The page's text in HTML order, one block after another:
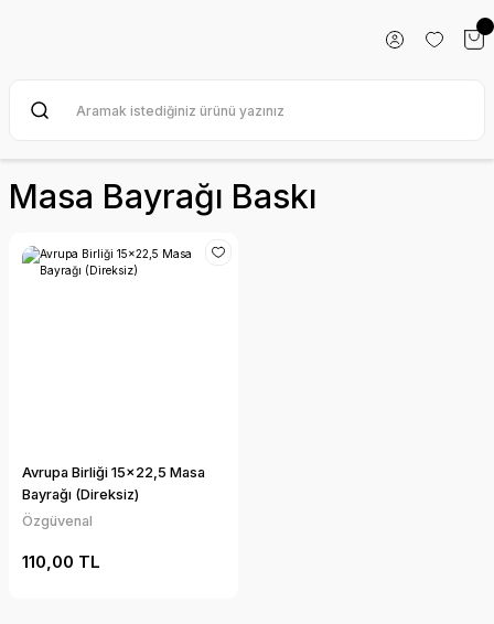
Masa Bayrağı Baskı
Avrupa Birliği 15x22,5 Masa
Bayrağı (Direksiz)
Özgüvenal
110,00 TL